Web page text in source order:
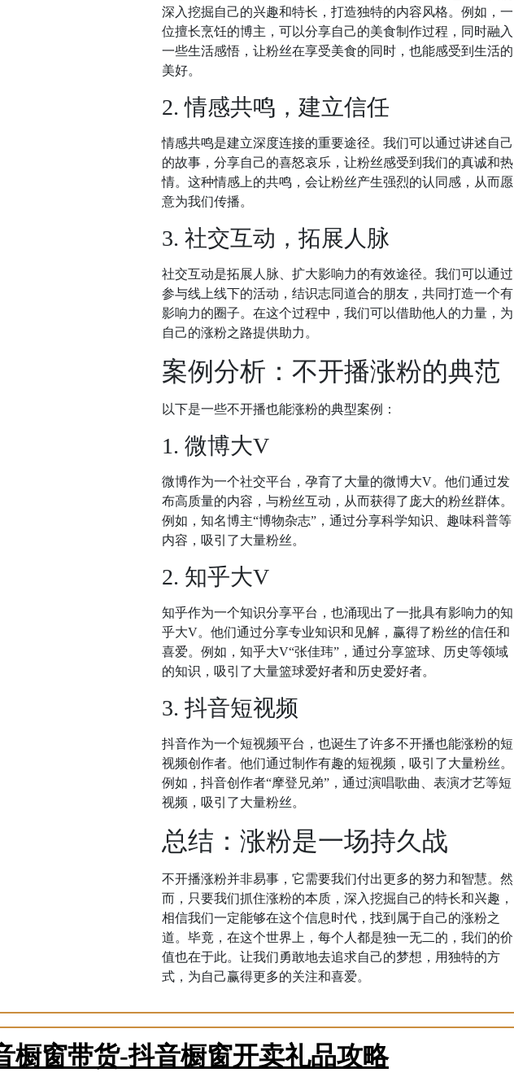
深入挖掘自己的兴趣和特长，打造独特的内容风格。例如，一
位擅长烹饪的博主，可以分享自己的美食制作过程，同时融入
一些生活感悟，让粉丝在享受美食的同时，也能感受到生活的
美好。
2. 情感共鸣，建立信任
情感共鸣是建立深度连接的重要途径。我们可以通过讲述自己
的故事，分享自己的喜怒哀乐，让粉丝感受到我们的真诚和热
情。这种情感上的共鸣，会让粉丝产生强烈的认同感，从而愿
意为我们传播。
3. 社交互动，拓展人脉
社交互动是拓展人脉、扩大影响力的有效途径。我们可以通过
参与线上线下的活动，结识志同道合的朋友，共同打造一个有
影响力的圈子。在这个过程中，我们可以借助他人的力量，为
自己的涨粉之路提供助力。
案例分析：不开播涨粉的典范
以下是一些不开播也能涨粉的典型案例：
1. 微博大V
微博作为一个社交平台，孕育了大量的微博大V。他们通过发
布高质量的内容，与粉丝互动，从而获得了庞大的粉丝群体。
例如，知名博主“博物杂志”，通过分享科学知识、趣味科普等
内容，吸引了大量粉丝。
2. 知乎大V
知乎作为一个知识分享平台，也涌现出了一批具有影响力的知
乎大V。他们通过分享专业知识和见解，赢得了粉丝的信任和
喜爱。例如，知乎大V“张佳玮”，通过分享篮球、历史等领域
的知识，吸引了大量篮球爱好者和历史爱好者。
3. 抖音短视频
抖音作为一个短视频平台，也诞生了许多不开播也能涨粉的短
视频创作者。他们通过制作有趣的短视频，吸引了大量粉丝。
例如，抖音创作者“摩登兄弟”，通过演唱歌曲、表演才艺等短
视频，吸引了大量粉丝。
总结：涨粉是一场持久战
不开播涨粉并非易事，它需要我们付出更多的努力和智慧。然
而，只要我们抓住涨粉的本质，深入挖掘自己的特长和兴趣，
相信我们一定能够在这个信息时代，找到属于自己的涨粉之
道。毕竟，在这个世界上，每个人都是独一无二的，我们的价
值也在于此。让我们勇敢地去追求自己的梦想，用独特的方
式，为自己赢得更多的关注和喜爱。
橱窗带货-抖音橱窗开卖礼品攻略